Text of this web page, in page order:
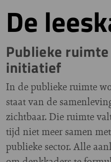
De
Publieke
initiatief
In de publieke ruimte
staat van de
zichtbaar. Die ruimte
tijd niet meer samen
publieke sector. Alle